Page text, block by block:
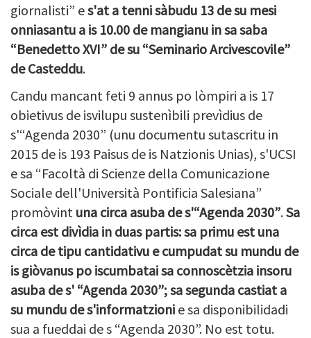
giornalisti” es'at a tennisàbudu 13 de su mesi
onniasantu a is 10.00 de mangianu in sa saba
“Benedetto XVI” de su “Seminario Arcivescovile”
de Casteddu.
Candu mancant feti 9 annus po lòmpiri a is 17
obietivus de isvilupu sustenìbili prevìdius de
s'“Agenda 2030” (unu documentu sutascritu in
2015 de is 193 Paisus de is Natzionis Unias), s'UCSI
e sa “Facoltà di Scienze della Comunicazione
Sociale dell'Università Pontificia Salesiana”
promòvint una circa asuba de s'“Agenda 2030”.Sa
circa est divìdia in duas partis: sa primu est una
circa de tipu cantidativu e cumpudat su mundu de
is giòvanus po iscumbatai sa connoscètzia insoru
asuba de s' “Agenda 2030”; sa segunda castiat a
su mundu de s'informatzioni e sa disponibilidadi
sua a fueddai de s “Agenda 2030”. No est totu.